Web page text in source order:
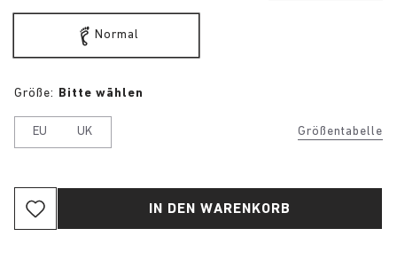
Normal
Größentabelle
Größe: Bitte wählen
EU UK
IN DEN WARENKORB